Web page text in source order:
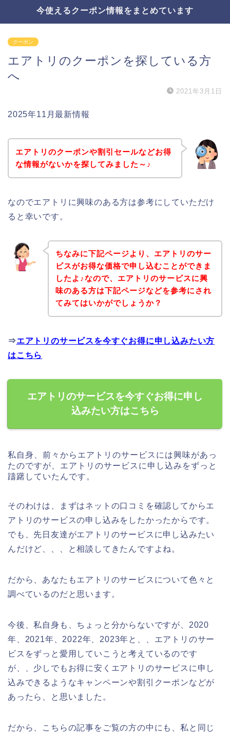
今使えるクーポン情報をまとめています
クーポン
エアトリのクーポンを探している方
へ
2021年3月1日
2025年11月最新情報
エアトリのクーポンや割引セールなどお得
な情報がないかを探してみました～♪
なのでエアトリに興味のある方は参考にしていただけ
ると幸いです。
ちなみに下記ページより、エアトリのサー
ビスがお得な価格で申し込むことができま
したよ♪なので、エアトリのサービスに興
味のある方は下記ページなどを参考にされ
てみてはいかがでしょうか？
⇒エアトリのサービスを今すぐお得に申し込みたい方
はこちら
エアトリのサービスを今すぐお得に申し
込みたい方はこちら
私自身、前々からエアトリのサービスには興味があっ
たのですが、エアトリのサービスに申し込みをずっと
躊躇していたんです。
そのわけは、まずはネットの口コミを確認してからエ
アトリのサービスの申し込みをしたかったからです。
でも、先日友達がエアトリのサービスに申し込みたい
んだけど、、、と相談してきたんですよね。
だから、あなたもエアトリのサービスについて色々と
調べているのだと思います。
今後、私自身も、ちょっと分からないですが、2020
年、2021年、2022年、2023年と、、エアトリのサー
ビスをずっと愛用していこうと考えているのです
が、、少しでもお得に安くエアトリのサービスに申し
込みできるようなキャンペーンや割引クーポンなどが
あったら、と思いました。
だから、こちらの記事をご覧の方の中にも、私と同じ